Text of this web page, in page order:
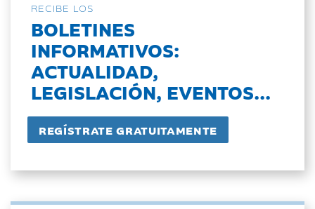
RECIBE LOS
BOLETINES
INFORMATIVOS:
ACTUALIDAD,
LEGISLACIÓN, EVENTOS...